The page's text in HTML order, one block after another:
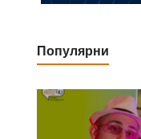
Популярни